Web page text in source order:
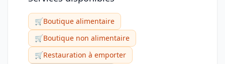
🛒Boutique alimentaire
🛒Boutique non alimentaire
🛒Restauration à emporter